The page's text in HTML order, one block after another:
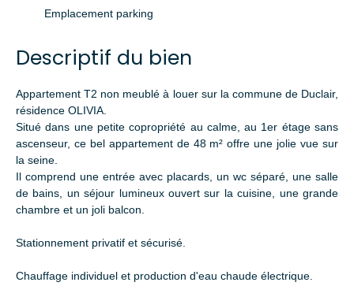
Emplacement parking
Descriptif du bien
Appartement T2 non meublé à louer sur la commune de Duclair,
résidence OLIVIA.
Situé dans une petite copropriété au calme, au 1er étage sans
ascenseur, ce bel appartement de 48 m² offre une jolie vue sur
la seine.
Il comprend une entrée avec placards, un wc séparé, une salle
de bains, un séjour lumineux ouvert sur la cuisine, une grande
chambre et un joli balcon.
Stationnement privatif et sécurisé.
Chauffage individuel et production d'eau chaude électrique.